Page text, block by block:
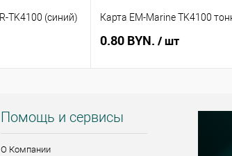
TK4100 (синий) Карта EM-Marine TK4100
0.80 BYN. / шт
Помощь и сервисы
О Компании